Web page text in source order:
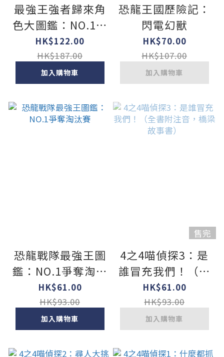
最強王強者歸來角
色大圖鑑：NO.1爭
奪淘汰賽 另附「空
中最強王圖鑑」
HK$122.00
HK$187.00
加入購物車
恐龍王國歷險記：
閃電幻獸
HK$70.00
HK$107.00
加入購物車
恐龍戰隊最強王圖
鑑：NO.1爭奪淘汰
賽
HK$61.00
HK$93.00
加入購物車
售完
4之4喵偵探3：是
誰冒充我們！（全
書附注音，橋梁故
事書）
HK$61.00
HK$93.00
加入購物車